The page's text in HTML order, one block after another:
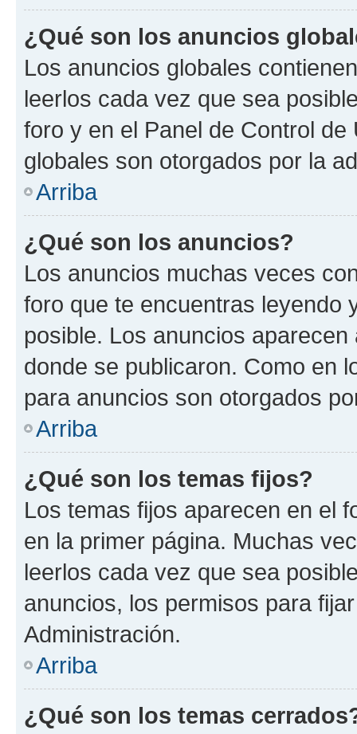
¿Qué son los anuncios
Los anuncios globales
leerlos cada vez que sea
foro y en el Panel de Control
globales son otorgados por la
Arriba
¿Qué son los anuncios?
Los anuncios muchas veces
foro que te encuentras leyendo
posible. Los anuncios
donde se publicaron. Como en
para anuncios son otorgados
Arriba
¿Qué son los temas fijos?
Los temas fijos aparecen en el
en la primer página. Muchas
leerlos cada vez que sea
anuncios, los permisos para
Administración.
Arriba
¿Qué son los temas